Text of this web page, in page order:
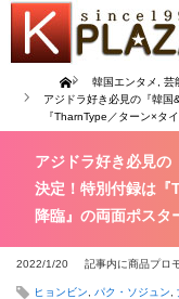
Home 韓国エンタメ 芸
アジドラ好き必見の『韓
『TharnType／ターン×タ
アジドラ好き必見の
決定！特別付録は
降臨』の両面ポスタ
2022/1/20 記事内に商品プロ
ヒョンビン パク・ソジュン